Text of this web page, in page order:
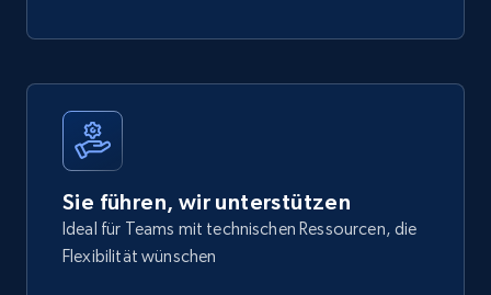
Sie führen, wir unterstützen
Ideal für Teams mit technischen Ressourcen, die
Flexibilität wünschen